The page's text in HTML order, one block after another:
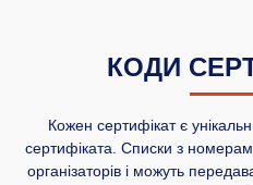
КОДИ
Кожен сертифікат є
сертифіката. Списки з
організаторів і можуть